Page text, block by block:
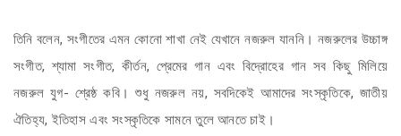
তিনি বলেন, সংগীতের এমন কোনো শাখা নেই যেখানে নজরুল যাননি। নজরুলের উচ্চাঙ্গ
সংগীত, শ্যামা সংগীত, কীর্তন, প্রেমের গান এবং বিদ্রোহের গান সব কিছু মিলিয়ে
নজরুল যুগ- শ্রেষ্ঠ কবি। শুধু নজরুল নয়, সবদিকেই আমাদের সংস্কৃতিকে, জাতীয়
ঐতিহ্য, ইতিহাস এবং সংস্কৃতিকে সামনে তুলে আনতে চাই।